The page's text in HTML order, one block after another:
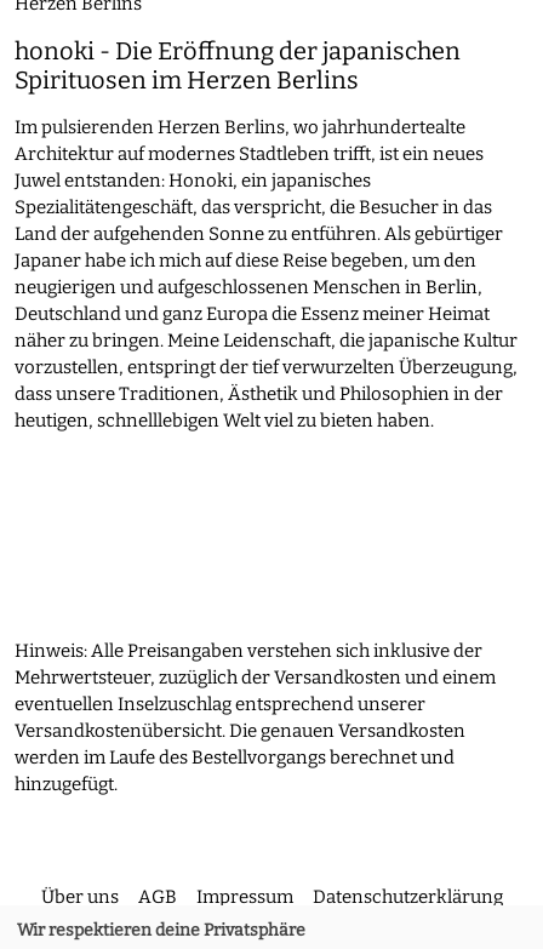
honoki - Die Eröffnung der japanischen
Spirituosen im Herzen Berlins
Im pulsierenden Herzen Berlins, wo jahrhundertealte
Architektur auf modernes Stadtleben trifft, ist ein neues
Juwel entstanden: Honoki, ein japanisches
Spezialitätengeschäft, das verspricht, die Besucher in das
Land der aufgehenden Sonne zu entführen. Als gebürtiger
Japaner habe ich mich auf diese Reise begeben, um den
neugierigen und aufgeschlossenen Menschen in Berlin,
Deutschland und ganz Europa die Essenz meiner Heimat
näher zu bringen. Meine Leidenschaft, die japanische Kultur
vorzustellen, entspringt der tief verwurzelten Überzeugung,
dass unsere Traditionen, Ästhetik und Philosophien in der
heutigen, schnelllebigen Welt viel zu bieten haben.
Hinweis: Alle Preisangaben verstehen sich inklusive der
Mehrwertsteuer, zuzüglich der Versandkosten und einem
eventuellen Inselzuschlag entsprechend unserer
Versandkostenübersicht. Die genauen Versandkosten
werden im Laufe des Bestellvorgangs berechnet und
hinzugefügt.
Über uns AGB Impressum Datenschutzerklärung
Wir respektieren deine Privatsphäre